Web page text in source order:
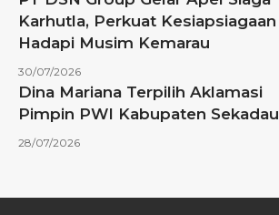
Karhutla, Perkuat Kesiapsiagaan
Hadapi Musim Kemarau
30/07/2026
Dina Mariana Terpilih Aklamasi
Pimpin PWI Kabupaten Sekadau
28/07/2026